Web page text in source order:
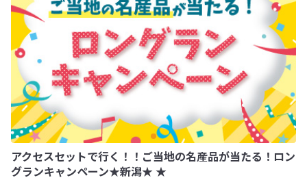
アクセスセットで行く！！ご当地の名産品が当たる！ロン
グランキャンペーン★新潟★ ★